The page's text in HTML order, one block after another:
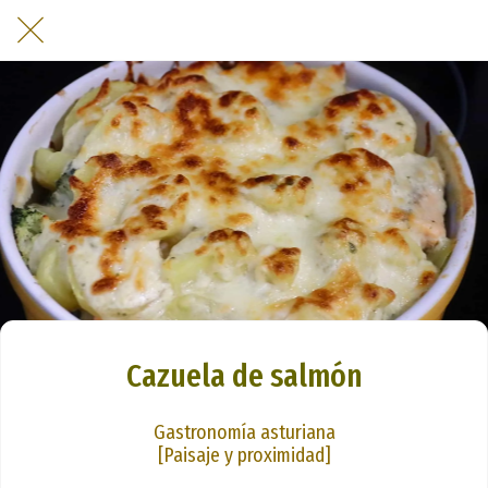
Cazuela de salmón
Gastronomía asturiana
[Paisaje y proximidad]